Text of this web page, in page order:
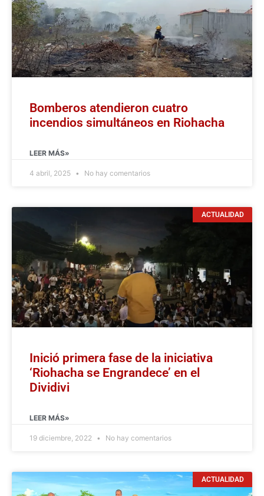
Bomberos atendieron cuatro
incendios simultáneos en Riohacha
LEER MÁS»
4 abril, 2025 No hay comentarios
ACTUALIDAD
Inició primera fase de la iniciativa
‘Riohacha se Engrandece’ en el
Dividivi
LEER MÁS»
19 diciembre, 2022 No hay comentarios
ACTUALIDAD